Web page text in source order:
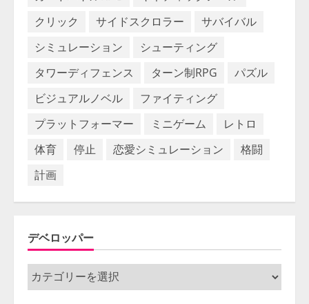
クリック
サイドスクロラー
サバイバル
シミュレーション
シューティング
タワーディフェンス
ターン制RPG
パズル
ビジュアルノベル
ファイティング
プラットフォーマー
ミニゲーム
レトロ
体育
停止 恋愛シミュレーション
格闘
計画
デベロッパー
デ
ベ